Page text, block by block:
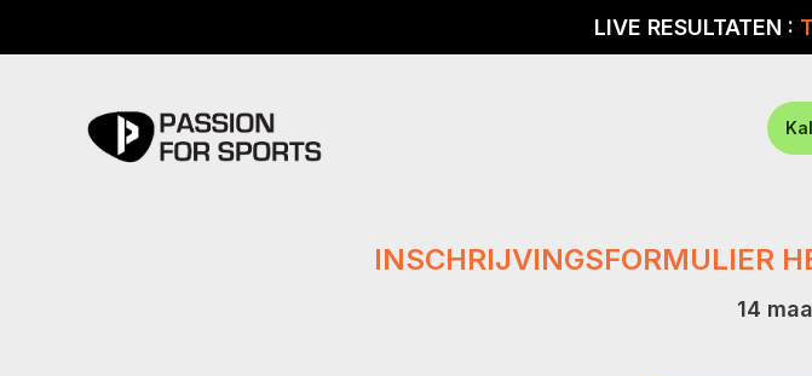
LIVE RESULTATEN :
INSCHRIJVINGSFORMULIER
14